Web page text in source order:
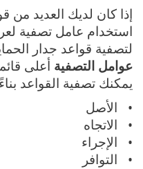
إذا كان لديك العديد من
استخدام عامل تصفية
لتصفية قواعد جدار
عوامل التصفية أعلى
يمكنك تصفية القواعد
الأصل
الاتجاه
الإجراء
التوافر